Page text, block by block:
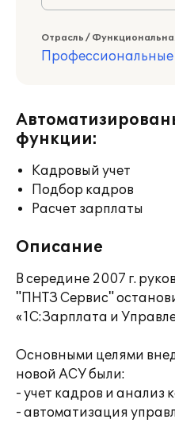
Отрасль /
Профессиональные
функции:
Кадровый учет
Подбор кадров
Расчет зарплаты
Описание
В середине 2007 г.
"ПНТЗ Сервис"
«1С:Зарплата и
Основными целями
новой АСУ были:
- учет кадров и анализ
- автоматизация